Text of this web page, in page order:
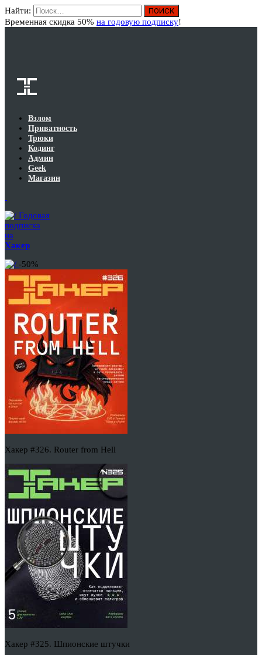
Найти:
Временная скидка 50% на годовую подписку!
Взлом
Приватность
Трюки
Кодинг
Админ
Geek
Магазин
Годовая
подписка
на
Хакер
-50%
Хакер #326. Router from Hell
Хакер #325. Шпионские штучки